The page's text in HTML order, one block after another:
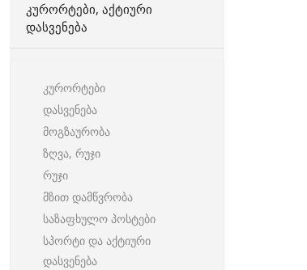
ᲙᲣᲠᲝᲠᲢᲔᲑᲘ, ᲐᲥᲢᲘᲣᲠᲘ
ᲓᲐᲡᲕᲔᲜᲔᲑᲐ
კურორტები
დასვენება
მოგზაურობა
ზღვა, რუჯი
რუჯი
მზით დამწვრობა
საზაფხულო პოსტები
სპორტი და აქტიური
დასვენება